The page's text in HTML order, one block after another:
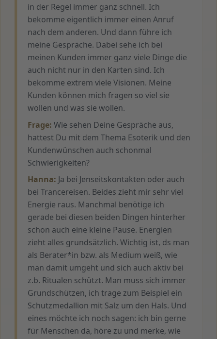
in der Regel immer ganz schnell. Ich
bekomme eigentlich immer einen Anruf
nach dem anderen. Und dann führe ich
meine Gespräche. Dabei sehe ich bei
meinen Kunden immer ganz viele Dinge die
auch nicht nur in den Karten sind. Ich
bekomme extrem viele Visionen. Meine
Kunden können mich fragen so viel sie
wollen und was sie wollen.
Frage: Wie sehen Deine Gespräche aus,
hattest Du mit dem Thema Esoterik und den
Kundenwünschen auch schonmal
Schwierigkeiten?
Hanna: Ja bei Jenseitskontakten oder auch
bei Trancereisen. Beides zieht mir sehr viel
Energie raus. Manchmal benötige ich
gerade bei diesen beiden Dingen hinterher
schon auch eine kleine Pause. Energien
zieht alles grundsätzlich. Wichtig ist, ds man
als Berater*in bzw. als Medium weiß, wie
man damit umgeht und sich auch aktiv bei
z.b. Ritualen schützt. Man muss sich immer
Grundschützen, ich trage zum Beispiel ein
Schutzmedallion mit Salz um den Hals. Und
eines möchte ich noch sagen: ich bin gerne
für Menschen da, höre zu und merke, wie